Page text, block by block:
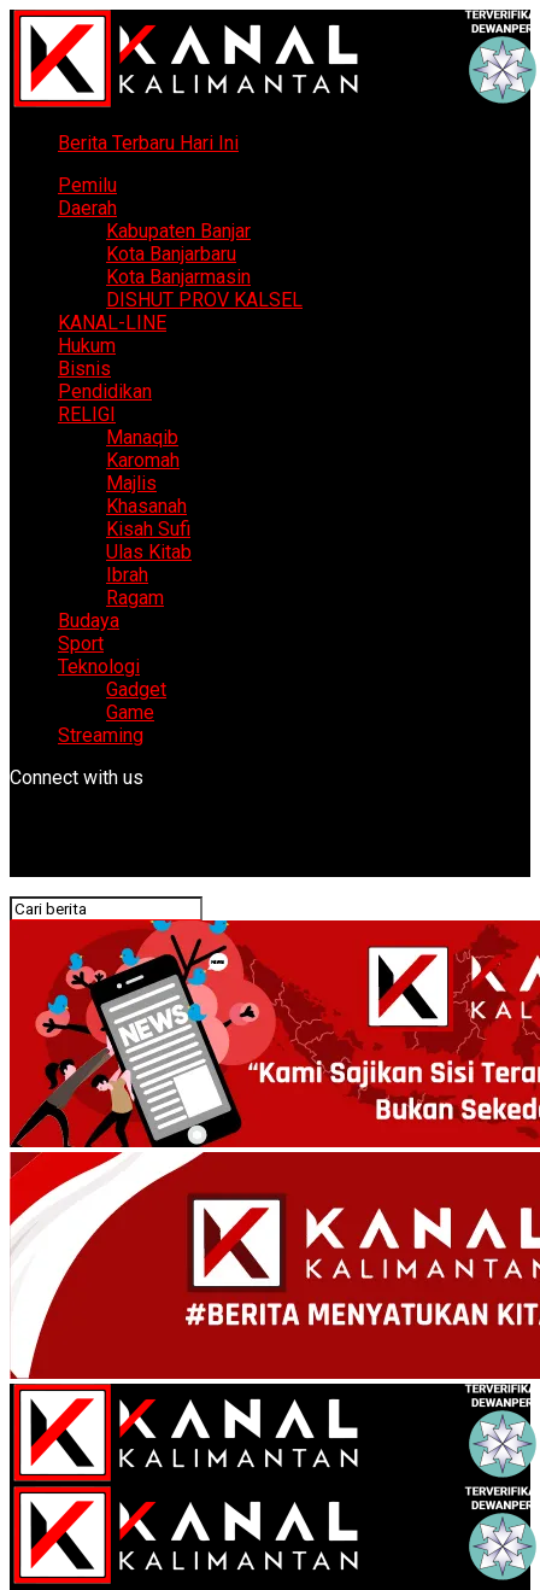
Berita Terbaru Hari Ini
Pemilu
Daerah
Kabupaten Banjar
Kota Banjarbaru
Kota Banjarmasin
DISHUT PROV KALSEL
KANAL-LINE
Hukum
Bisnis
Pendidikan
RELIGI
Manaqib
Karomah
Majlis
Khasanah
Kisah Sufi
Ulas Kitab
Ibrah
Ragam
Budaya
Sport
Teknologi
Gadget
Game
Streaming
Connect with us